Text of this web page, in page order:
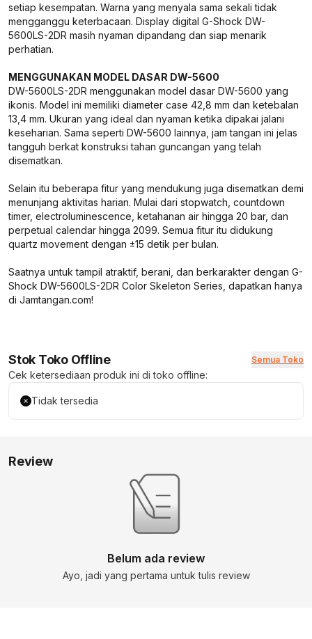
setiap kesempatan. Warna yang menyala sama sekali tidak
mengganggu keterbacaan. Display digital G-Shock DW-
5600LS-2DR masih nyaman dipandang dan siap menarik
perhatian.
MENGGUNAKAN MODEL DASAR DW-5600
DW-5600LS-2DR menggunakan model dasar DW-5600 yang
ikonis. Model ini memiliki diameter case 42,8 mm dan ketebalan
13,4 mm. Ukuran yang ideal dan nyaman ketika dipakai jalani
keseharian. Sama seperti DW-5600 lainnya, jam tangan ini jelas
tangguh berkat konstruksi tahan guncangan yang telah
disematkan.
Selain itu beberapa fitur yang mendukung juga disematkan demi
menunjang aktivitas harian. Mulai dari stopwatch, countdown
timer, electroluminescence, ketahanan air hingga 20 bar, dan
perpetual calendar hingga 2099. Semua fitur itu didukung
quartz movement dengan ±15 detik per bulan.
Saatnya untuk tampil atraktif, berani, dan berkarakter dengan G-
Shock DW-5600LS-2DR Color Skeleton Series, dapatkan hanya
di Jamtangan.com!
Stok Toko Offline Semua Toko
Cek ketersediaan produk ini di toko offline:
Tidak tersedia
Review
Belum ada review
Ayo, jadi yang pertama untuk tulis review